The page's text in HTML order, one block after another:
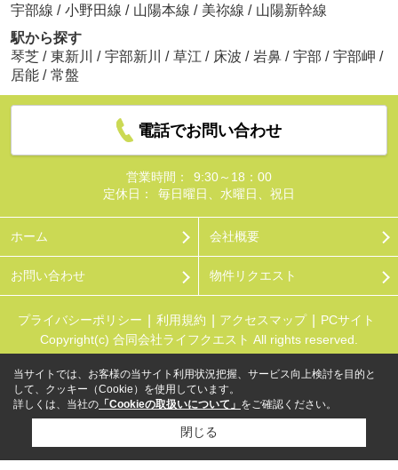
宇部線 / 小野田線 / 山陽本線 / 美祢線 / 山陽新幹線
駅から探す
琴芝 / 東新川 / 宇部新川 / 草江 / 床波 / 岩鼻 / 宇部 / 宇部岬 /
居能 / 常盤
電話でお問い合わせ
営業時間：
9:30～18：00
定休日：
毎日曜日、水曜日、祝日
ホーム 会社概要
お問い合わせ 物件リクエスト
プライバシーポリシー 利用規約 アクセスマップ
PCサイト
Copyright(c) 合同会社ライフクエスト All rights reserved.
当サイトでは、お客様の当サイト利用状況把握、サービス向上検討を目的と
して、クッキー（Cookie）を使用しています。
詳しくは、当社の 「Cookieの取扱いについて」 をご確認ください。
閉じる